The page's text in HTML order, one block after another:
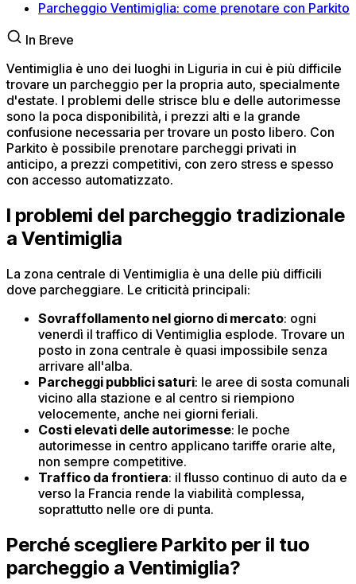
Parcheggio Ventimiglia: come prenotare con Parkito
In Breve
Ventimiglia è uno dei luoghi in Liguria in cui è più difficile
trovare un parcheggio per la propria auto, specialmente
d'estate. I problemi delle strisce blu e delle autorimesse
sono la poca disponibilità, i prezzi alti e la grande
confusione necessaria per trovare un posto libero. Con
Parkito è possibile prenotare parcheggi privati in
anticipo, a prezzi competitivi, con zero stress e spesso
con accesso automatizzato.
I problemi del parcheggio tradizionale
a Ventimiglia
La zona centrale di Ventimiglia è una delle più difficili
dove parcheggiare. Le criticità principali:
Sovraffollamento nel giorno di mercato: ogni
venerdì il traffico di Ventimiglia esplode. Trovare un
posto in zona centrale è quasi impossibile senza
arrivare all'alba.
Parcheggi pubblici saturi: le aree di sosta comunali
vicino alla stazione e al centro si riempiono
velocemente, anche nei giorni feriali.
Costi elevati delle autorimesse: le poche
autorimesse in centro applicano tariffe orarie alte,
non sempre competitive.
Traffico da frontiera: il flusso continuo di auto da e
verso la Francia rende la viabilità complessa,
soprattutto nelle ore di punta.
Perché scegliere Parkito per il tuo
parcheggio a Ventimiglia?